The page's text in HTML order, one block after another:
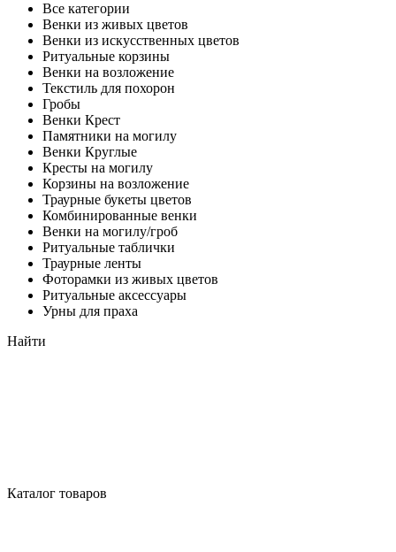
Все категории
Венки из живых цветов
Венки из искусственных цветов
Ритуальные корзины
Венки на возложение
Текстиль для похорон
Гробы
Венки Крест
Памятники на могилу
Венки Круглые
Кресты на могилу
Корзины на возложение
Траурные букеты цветов
Комбинированные венки
Венки на могилу/гроб
Ритуальные таблички
Траурные ленты
Фоторамки из живых цветов
Ритуальные аксессуары
Урны для праха
Найти
Каталог товаров